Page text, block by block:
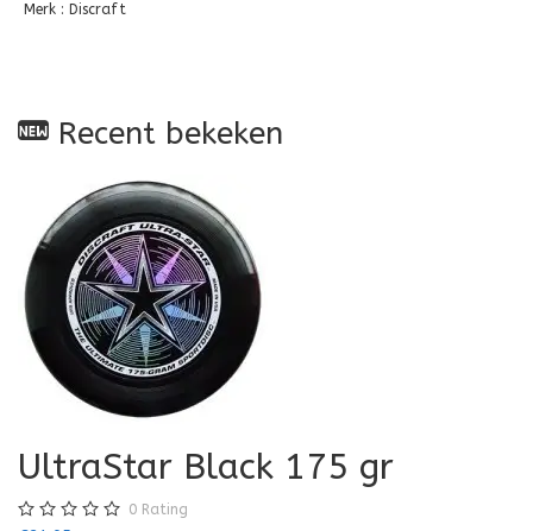
Merk : Discraft
Recent bekeken
UltraStar Black 175 gr
0 Rating